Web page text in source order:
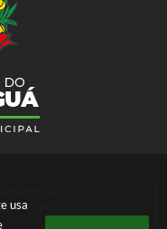
usa14:17